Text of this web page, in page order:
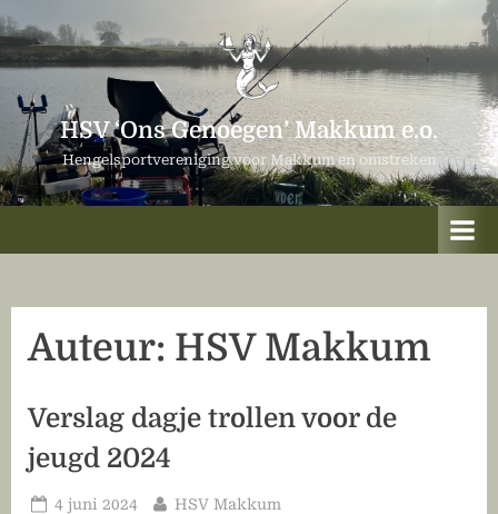
Ga
naar
de
inhoud
HSV ‘Ons Genoegen’ Makkum e.o.
Hengelsportvereniging voor Makkum en omstreken
Auteur: HSV Makkum
Verslag dagje trollen voor de
jeugd 2024
Geplaatst
4 juni 2024 Door
HSV Makkum